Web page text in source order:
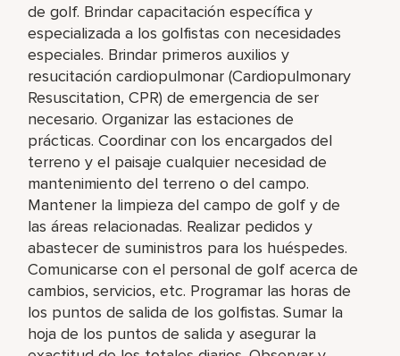
de golf. Brindar capacitación específica y
especializada a los golfistas con necesidades
especiales. Brindar primeros auxilios y
resucitación cardiopulmonar (Cardiopulmonary
Resuscitation, CPR) de emergencia de ser
necesario. Organizar las estaciones de
prácticas. Coordinar con los encargados del
terreno y el paisaje cualquier necesidad de
mantenimiento del terreno o del campo.
Mantener la limpieza del campo de golf y de
las áreas relacionadas. Realizar pedidos y
abastecer de suministros para los huéspedes.
Comunicarse con el personal de golf acerca de
cambios, servicios, etc. Programar las horas de
los puntos de salida de los golfistas. Sumar la
hoja de los puntos de salida y asegurar la